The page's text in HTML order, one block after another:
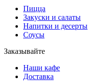
Пицца
Закуски и салаты
Напитки и десерты
Соусы
Заказывайте
Наши кафе
Доставка